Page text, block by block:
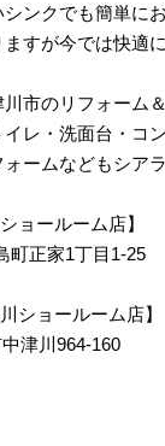
ンクでも簡単に
すが今では快適
市のリフォーム＆
レ・洗面台・コ
ームなどもシア
ョールーム店】
町正家1丁目1-25
ショールーム店】
津川964-160